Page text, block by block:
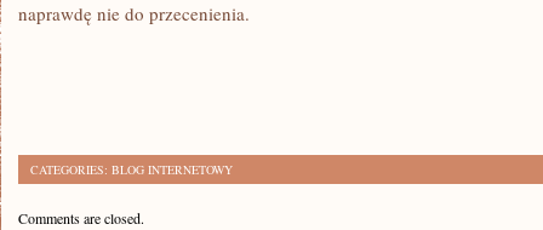
naprawdę nie do przecenienia.
CATEGORIES: BLOG INTERNETOWY
Comments are closed.